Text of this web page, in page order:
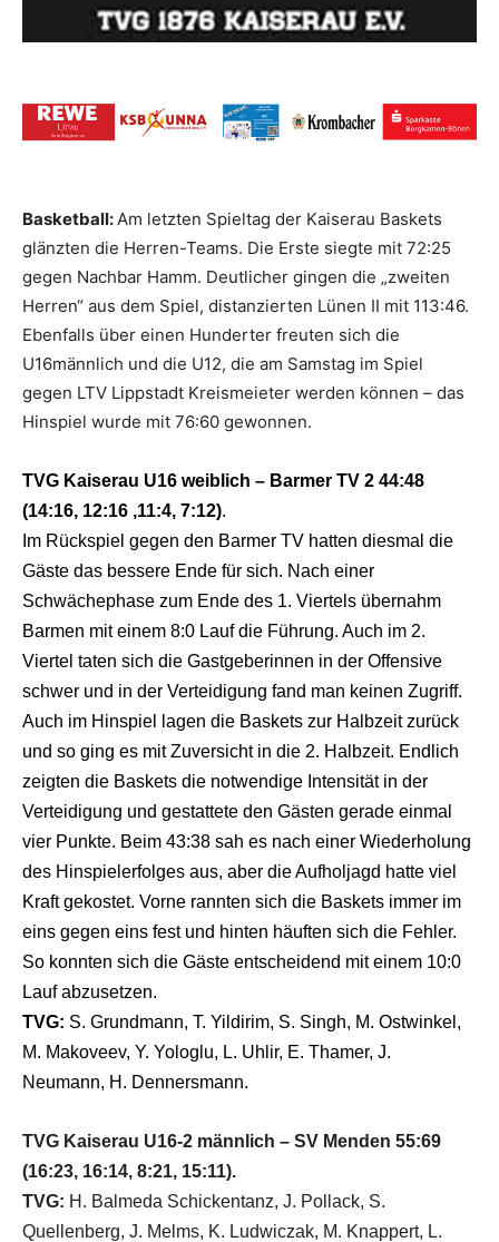
Basketball:Am letzten Spieltag der Kaiserau Baskets
glänzten die Herren-Teams. Die Erste siegte mit 72:25
gegen Nachbar Hamm. Deutlicher gingen die „zweiten
Herren“ aus dem Spiel, distanzierten Lünen II mit 113:46.
Ebenfalls über einen Hunderter freuten sich die
U16männlich und die U12, die am Samstag im Spiel
gegen LTV Lippstadt Kreismeieter werden können – das
Hinspiel wurde mit 76:60 gewonnen.
TVG Kaiserau U16 weiblich – Barmer TV 2 44:48
(14:16, 12:16 ,11:4, 7:12).
Im Rückspiel gegen den Barmer TV hatten diesmal die
Gäste das bessere Ende für sich. Nach einer
Schwächephase zum Ende des 1. Viertels übernahm
Barmen mit einem 8:0 Lauf die Führung. Auch im 2.
Viertel taten sich die Gastgeberinnen in der Offensive
schwer und in der Verteidigung fand man keinen Zugriff.
Auch im Hinspiel lagen die Baskets zur Halbzeit zurück
und so ging es mit Zuversicht in die 2. Halbzeit. Endlich
zeigten die Baskets die notwendige Intensität in der
Verteidigung und gestattete den Gästen gerade einmal
vier Punkte. Beim 43:38 sah es nach einer Wiederholung
des Hinspielerfolges aus, aber die Aufholjagd hatte viel
Kraft gekostet. Vorne rannten sich die Baskets immer im
eins gegen eins fest und hinten häuften sich die Fehler.
So konnten sich die Gäste entscheidend mit einem 10:0
Lauf abzusetzen.
TVG: S. Grundmann, T. Yildirim, S. Singh, M. Ostwinkel,
M. Makoveev, Y. Yologlu, L. Uhlir, E. Thamer, J.
Neumann, H. Dennersmann.
TVG Kaiserau U16-2 männlich – SV Menden 55:69
(16:23, 16:14, 8:21, 15:11).
TVG: H. Balmeda Schickentanz, J. Pollack, S.
Quellenberg, J. Melms, K. Ludwiczak, M. Knappert, L.